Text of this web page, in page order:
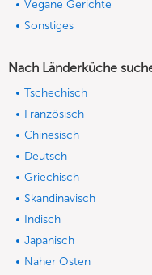
Vegane Gerichte
Sonstiges
Nach Länderküche
Tschechisch
Französisch
Chinesisch
Deutsch
Griechisch
Skandinavisch
Indisch
Japanisch
Naher Osten